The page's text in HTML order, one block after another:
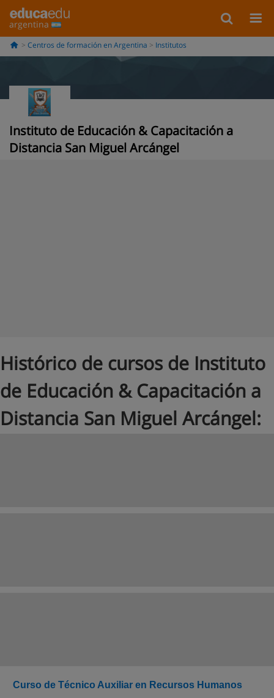
argentina
Centros de formación en Argentina Institutos
Instituto de Educación & Capacitación a
Distancia San Miguel Arcángel
Histórico de cursos de Instituto
de Educación & Capacitación a
Distancia San Miguel Arcángel:
Curso de Técnico Auxiliar en Recursos Humanos